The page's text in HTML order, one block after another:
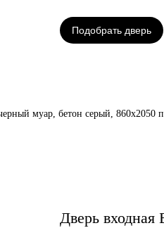
Подобрать дверь
муар, бетон серый, 860х2050
Дверь